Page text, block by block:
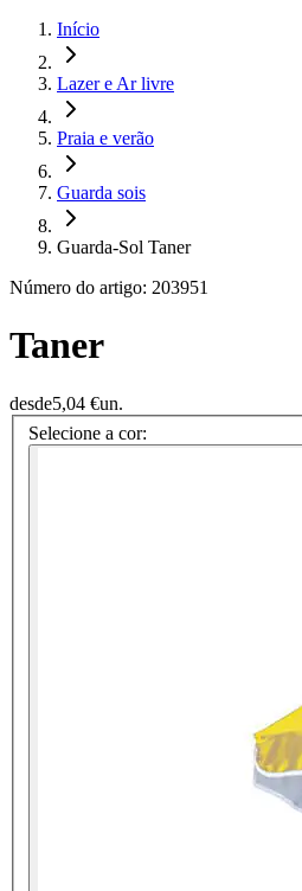
Início
Lazer e Ar livre
Praia e verão
Guarda sois
Guarda-Sol Taner
Número do artigo: 203951
Taner
desde5,04 €un.
Selecione a cor: